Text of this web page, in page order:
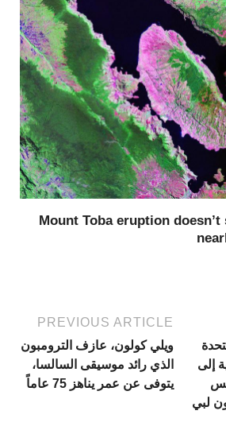
Mount Toba eruption
PREVIOUS ARTICLE
ويلي كولون، عازف الترومبون
الذي رائد موسيقى السالسا،
يتوفى عن عمر يناهز 75 عاماً
إلى
لبي